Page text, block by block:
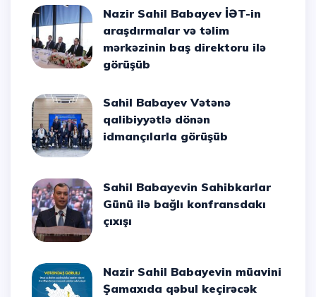
Nazir Sahil Babayev İƏT-in
araşdırmalar və təlim
mərkəzinin baş direktoru ilə
görüşüb
Sahil Babayev Vətənə
qalibiyyətlə dönən
idmançılarla görüşüb
Sahil Babayevin Sahibkarlar
Günü ilə bağlı konfransdakı
çıxışı
Nazir Sahil Babayevin müavini
Şamaxıda qəbul keçirəcək